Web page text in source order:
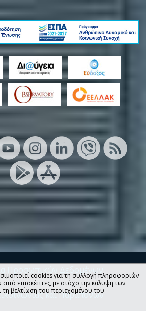
Προσωπικών Δεδομένων
και Παραπόνων
cookies για τη συλλογή πληροφοριών
από επισκέπτες, με στόχο την κάλυψη των
βελτίωση του περιεχομένου του